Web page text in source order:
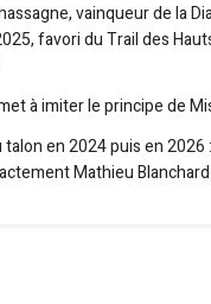
vainqueur de la
favori du Trail des
à imiter le principe de
talon en 2024 puis en 2026
Mathieu Blanchard